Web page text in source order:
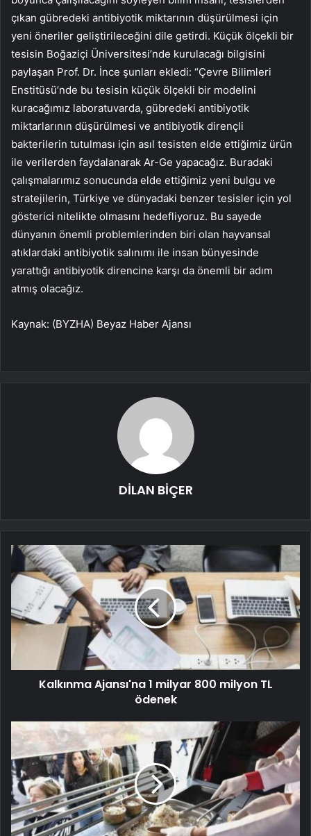
çıkan gübredeki antibiyotik miktarının düşürülmesi için
yeni öneriler geliştirileceğini dile getirdi. Küçük ölçekli bir
tesisin Boğaziçi Üniversitesi’nde kurulacağı bilgisini
paylaşan Prof. Dr. İnce şunları ekledi: “Çevre Bilimleri
Enstitüsü’nde bu tesisin küçük ölçekli bir modelini
kuracağımız laboratuvarda, gübredeki antibiyotik
miktarlarının düşürülmesi ve antibiyotik dirençli
bakterilerin tutulması için asıl tesisten elde ettiğimiz ürün
ile verilerden faydalanarak Ar-Ge yapacağız. Buradaki
çalışmalarımız sonucunda elde ettiğimiz yeni bulgu ve
stratejilerin, Türkiye ve dünyadaki benzer tesisler için yol
gösterici nitelikte olmasını hedefliyoruz. Bu sayede
dünyanın önemli problemlerinden biri olan hayvansal
atıklardaki antibiyotik salınımı ile insan bünyesinde
yarattığı antibiyotik direncine karşı da önemli bir adım
atmış olacağız.
Kaynak: (BYZHA) Beyaz Haber Ajansı
DİLAN BİÇER
Kalkınma Ajansı'na 1 milyar 800 milyon TL
ödenek